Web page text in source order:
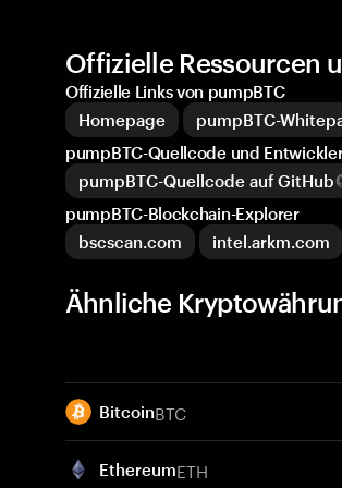
Offizielle Ressourcen
Offizielle Links von pumpBTC
Homepage
pumpBTC-
pumpBTC-Quellcode und
pumpBTC-Quellcode auf GitHub
pumpBTC-Blockchain-Explorer
bscscan.com
intel.arkm.com
Ähnliche
BitcoinBTC
EthereumETH